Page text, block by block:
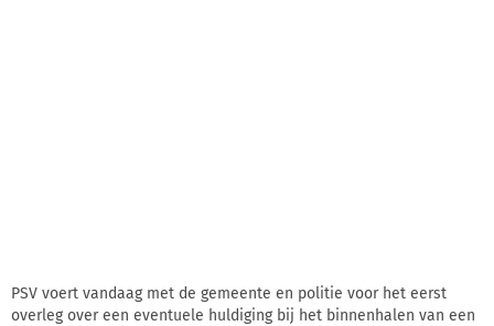
PSV voert vandaag met de gemeente en politie voor het eerst
overleg over een eventuele huldiging bij het binnenhalen van een